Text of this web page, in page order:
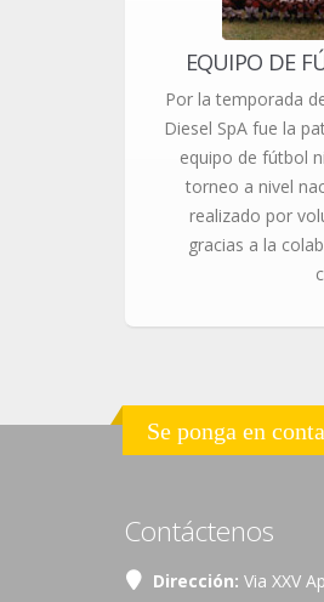
EQUIPO DE
Por la temporada
Diesel SpA fue la
equipo de fútbol
torneo a nivel
realizado por
gracias a la
Se ponga en
Contáctenos
Dirección: Via XXV